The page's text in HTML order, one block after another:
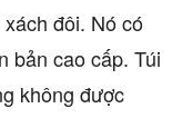
đôi. Nó có
bản cao cấp. Túi
không được